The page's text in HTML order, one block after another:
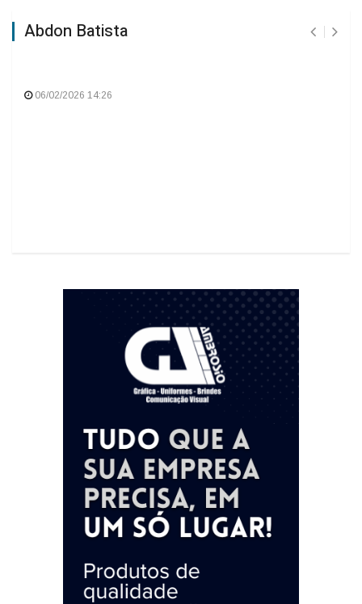
Abdon Batista
06/02/2026 14:26